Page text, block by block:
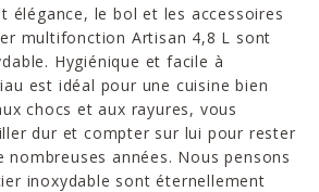
élégance, le bol et les accessoires
multifonction Artisan 4,8 L sont
Hygiénique et facile à
est idéal pour une cuisine bien
chocs et aux rayures, vous
dur et compter sur lui pour rester
nombreuses années. Nous pensons
inoxydable sont éternellement